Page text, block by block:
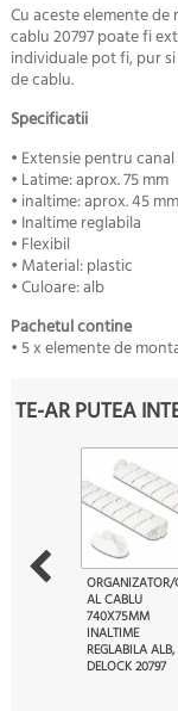
Cu aceste elemente
cablu 20797 poate fi
individuale pot fi, pur
de cablu.
Specificatii
• Extensie pentru
• Latime: aprox. 75 mm
• inaltime: aprox. 45 mm
• Inaltime reglabila
• Flexibil
• Material: plastic
• Culoare: alb
Pachetul contine
• 5 x elemente de
TE-AR PUTEA
AL CABLU
740X75MM
INALTIME
REGLABILA ALB,
DELOCK 20797